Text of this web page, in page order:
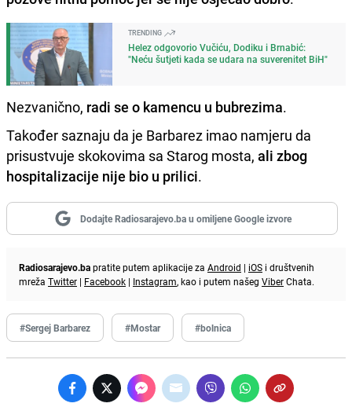
TRENDING
Helez odgovorio Vučiću, Dodiku i Brnabić:
"Neću šutjeti kada se udara na suverenitet BiH"
Nezvanično, radi se o kamencu u bubrezima.
Također saznaju da je Barbarez imao namjeru da
prisustvuje skokovima sa Starog mosta, ali zbog
hospitalizacije nije bio u prilici.
Dodajte Radiosarajevo.ba u omiljene Google izvore
Radiosarajevo.bapratite putem aplikacije za Android | iOS i društvenih
mreža Twitter | Facebook | Instagram, kao i putem našeg ViberChata.
#Sergej Barbarez #Mostar #bolnica